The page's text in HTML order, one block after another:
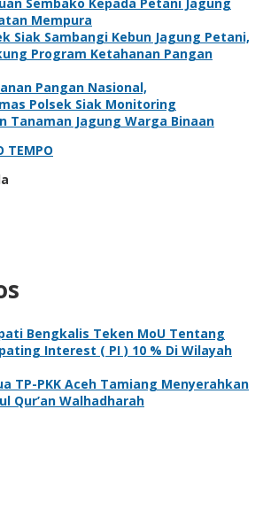
Mempura
Siak Sambangi Kebun Jagung Petani,
Program Ketahanan Pangan
Pangan Nasional,
Polsek Siak Monitoring
Tanaman Jagung Warga Binaan
TEMPO
Bengkalis Teken MoU Tentang
Interest ( PI ) 10 % Di Wilayah
TP-PKK Aceh Tamiang Menyerahkan
Qur’an Walhadharah